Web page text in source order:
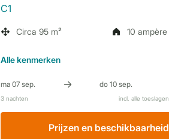
C1
Circa 95 m² 10 ampère
Allekenmerken
Prijzen en beschikbaarheid